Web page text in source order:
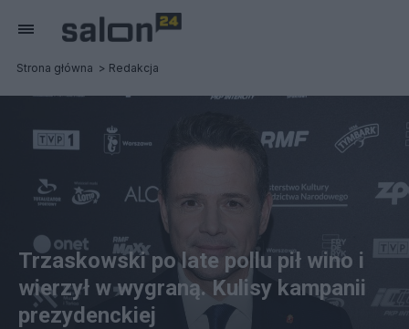
Strona główna Redakcja
Trzaskowski po late pollu pił wino i
wierzył w wygraną. Kulisy kampanii
prezydenckiej